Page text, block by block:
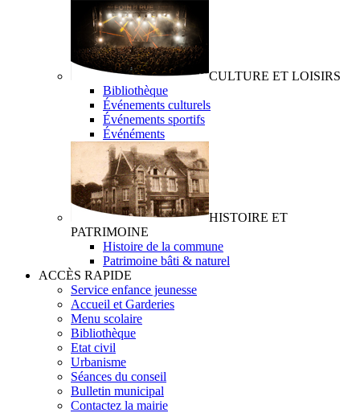
CULTURE ET LOISIRS
Bibliothèque
Événements culturels
Événements sportifs
Événéments
HISTOIRE ET
PATRIMOINE
Histoire de la commune
Patrimoine bâti & naturel
ACCÈS RAPIDE
Service enfance jeunesse
Accueil et Garderies
Menu scolaire
Bibliothèque
Etat civil
Urbanisme
Séances du conseil
Bulletin municipal
Contactez la mairie